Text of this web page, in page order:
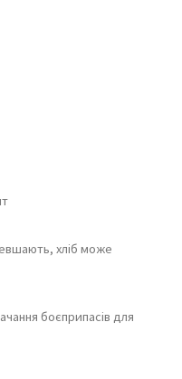
хліб може
боєприпасів для